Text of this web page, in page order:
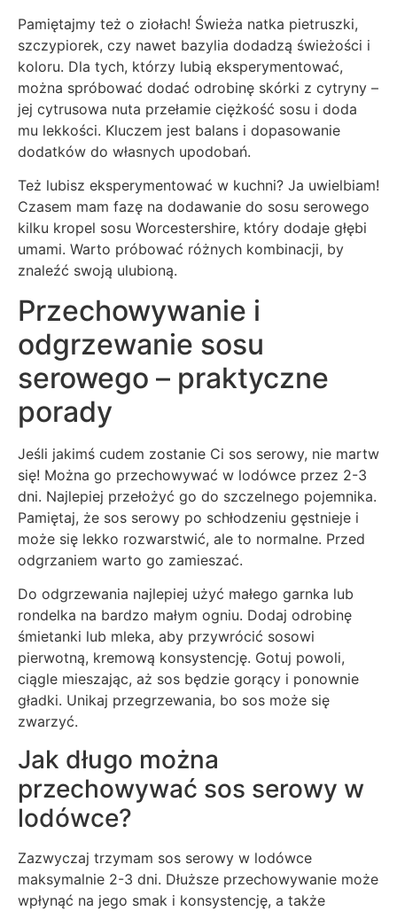
Pamiętajmy też o ziołach! Świeża natka pietruszki,
szczypiorek, czy nawet bazylia dodadzą świeżości i
koloru. Dla tych, którzy lubią eksperymentować,
można spróbować dodać odrobinę skórki z cytryny –
jej cytrusowa nuta przełamie ciężkość sosu i doda
mu lekkości. Kluczem jest balans i dopasowanie
dodatków do własnych upodobań.
Też lubisz eksperymentować w kuchni? Ja uwielbiam!
Czasem mam fazę na dodawanie do sosu serowego
kilku kropel sosu Worcestershire, który dodaje głębi
umami. Warto próbować różnych kombinacji, by
znaleźć swoją ulubioną.
Przechowywanie i
odgrzewanie sosu
serowego – praktyczne
porady
Jeśli jakimś cudem zostanie Ci sos serowy, nie martw
się! Można go przechowywać w lodówce przez 2-3
dni. Najlepiej przełożyć go do szczelnego pojemnika.
Pamiętaj, że sos serowy po schłodzeniu gęstnieje i
może się lekko rozwarstwić, ale to normalne. Przed
odgrzaniem warto go zamieszać.
Do odgrzewania najlepiej użyć małego garnka lub
rondelka na bardzo małym ogniu. Dodaj odrobinę
śmietanki lub mleka, aby przywrócić sosowi
pierwotną, kremową konsystencję. Gotuj powoli,
ciągle mieszając, aż sos będzie gorący i ponownie
gładki. Unikaj przegrzewania, bo sos może się
zwarzyć.
Jak długo można
przechowywać sos serowy w
lodówce?
Zazwyczaj trzymam sos serowy w lodówce
maksymalnie 2-3 dni. Dłuższe przechowywanie może
wpłynąć na jego smak i konsystencję, a także